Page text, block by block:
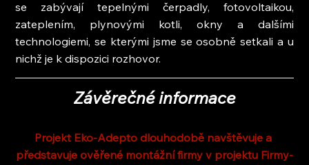
se zabývají tepelnými čerpadly, fotovoltaikou,
zateplením, plynovými kotli, okny a dalšími
technologiemi, se kterými jsme se osobně setkali a u
nichž je k dispozici rozhovor.
Závěrečné informace
Projekt Eko-Adepto dlouhodobě navštěvuje a
představuje ověřené montážní firmy v projektu Firmy-